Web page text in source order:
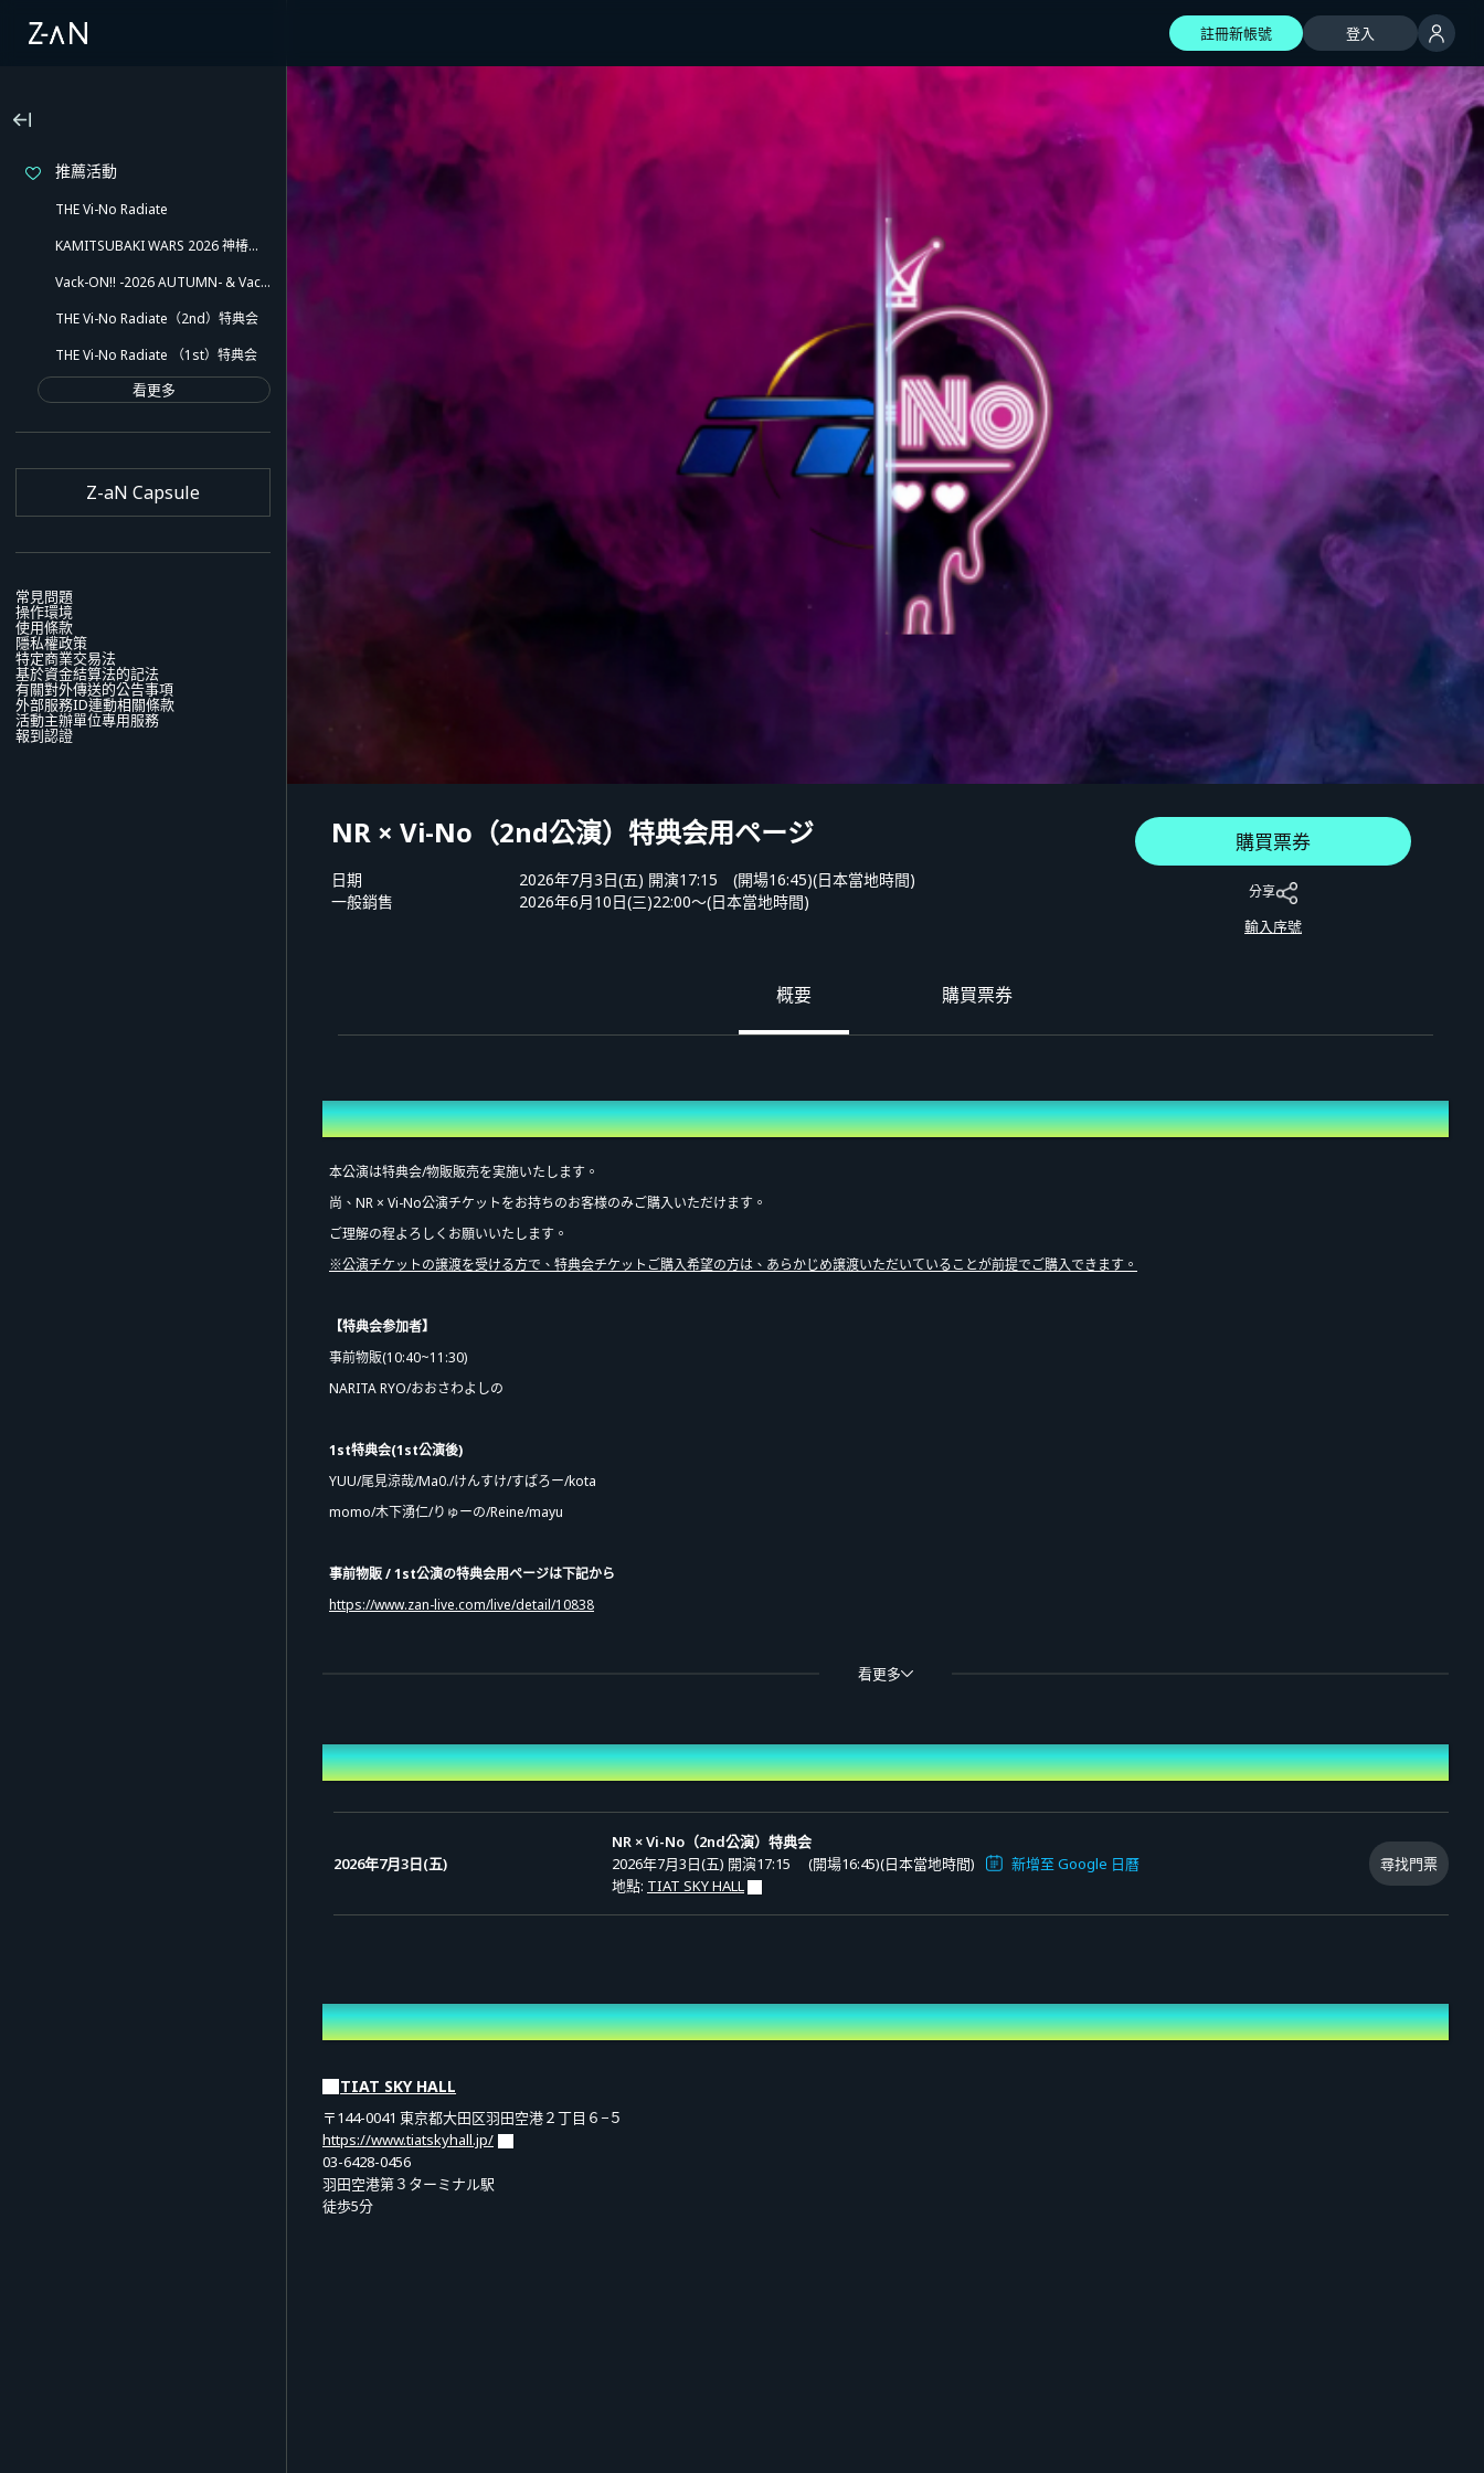
註冊新帳號 登入
推薦活動
THE Vi-No Radiate
KAMITSUBAKI WARS 2026 神椿澀谷戰線 少女革命計畫 2nd LIVE『Revolutio』
Vack-ON!! -2026 AUTUMN- & Vack-ON!! -Blink side-
THE Vi-No Radiate（2nd）特典会
THE Vi-No Radiate （1st）特典会
看更多
Z-aN Capsule
常見問題
操作環境
使用條款
隱私權政策
特定商業交易法
基於資金結算法的記法
有關對外傳送的公告事項
外部服務ID連動相關條款
活動主辦單位專用服務
報到認證
預售 (抽選)
NR × Vi-No（2nd公演）特典会用ページ
日期
2026年7月3日(五) 開演17:15 (開場16:45)(日本當地時間)
一般銷售
2026年6月10日(三)22:00〜(日本當地時間)
購買票券
分享
輸入序號
概要 購買票券
概要
本公演は特典会/物販販売を実施いたします。
尚、NR × Vi-No公演チケットをお持ちのお客様のみご購入いただけます。
ご理解の程よろしくお願いいたします。
※公演チケットの譲渡を受ける方で、特典会チケットご購入希望の方は、あらかじめ譲渡いただいていることが前提でご購入できます。
【特典会参加者】
事前物販(10:40~11:30)
NARITA RYO/おおさわよしの
1st特典会(1st公演後)
YUU/尾見涼哉/Ma0./けんすけ/すぱろー/kota
momo/木下湧仁/りゅーの/Reine/mayu
事前物販 / 1st公演の特典会用ページは下記から
https://www.zan-live.com/live/detail/10838
YUU/尾見涼哉/Ma0./すぱろー/kota
【特典会】
(3枚購入で1枚にサイン！)
40秒間で1枚チェキを撮影。
ピンまたはツーショットになります。
※3枚購入で1枚にサインは同回に限ります。
看更多
日期
2026年7月3日(五)
NR × Vi-No（2nd公演）特典会
2026年7月3日(五) 開演17:15
(開場16:45)(日本當地時間)
新增至 Google 日曆
地點: TIAT SKY HALL
尋找門票
地點
TIAT SKY HALL
〒144-0041 東京都大田区羽田空港２丁目６−５
https://www.tiatskyhall.jp/
03-6428-0456
羽田空港第３ターミナル駅
徒歩5分